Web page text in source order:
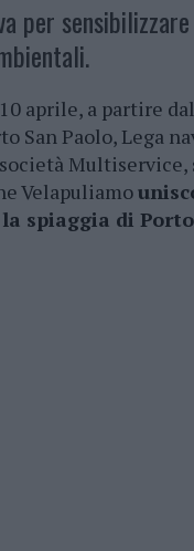
per
aprile, a partire
San Paolo, Lega
Multiservice,
Velapuliamo
spiaggia di